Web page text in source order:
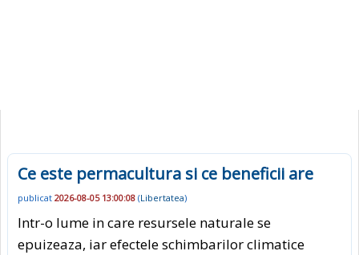
Ce este permacultura si ce beneficii are
publicat 2026-08-05 13:00:08 (Libertatea)
Intr-o lume in care resursele naturale se
epuizeaza, iar efectele schimbarilor climatice